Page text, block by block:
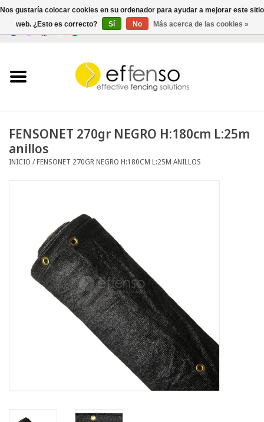
Iluminación
Documentos
FENSONET 270gr NEGRO H:180cm L:25m
anillos
INICIO /FENSONET 270GR NEGRO H:180CM L:25M ANILLOS
Nos gustaría colocar cookies en su ordenador para ayudar a mejorar este sitio
web. ¿Esto es correcto?
Sí No Más acerca de las cookies »